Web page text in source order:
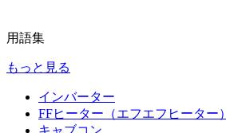
用語集
もっと見る
インバーター
FFヒーター（エフエフヒーター）
キャブコン